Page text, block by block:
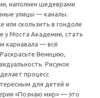
наполнен шедеврами
улицы — каналы.
или скользить в гондоле
у Моста Академии, стать
карнавала — всё
Венецию,
Рисунок
процесс
для детей и
«Познаю мир» — это